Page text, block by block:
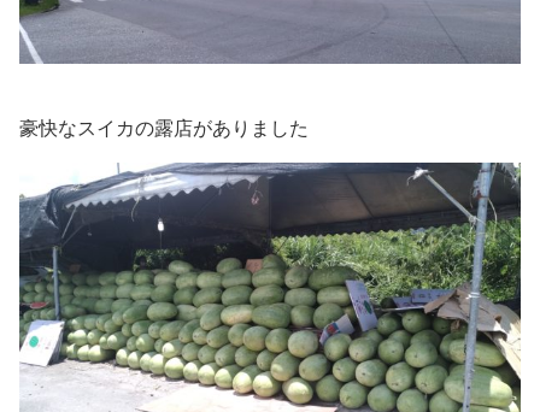
豪快なスイカの露店がありました